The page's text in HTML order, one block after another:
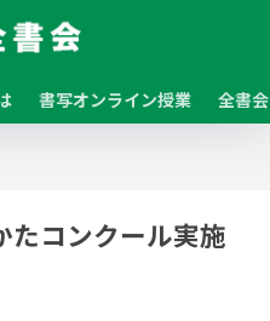
書写オンライン授業 全書
たコンクール実施